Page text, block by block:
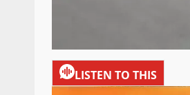
LISTEN TO THIS